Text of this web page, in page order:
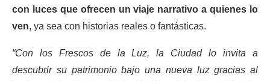
con luces que ofrecen un viaje narrativo a quienes lo
ven, ya sea con historias reales o fantásticas.
“Con los Frescos de la Luz, la Ciudad lo invita a
descubrir su patrimonio bajo una nueva luz gracias al